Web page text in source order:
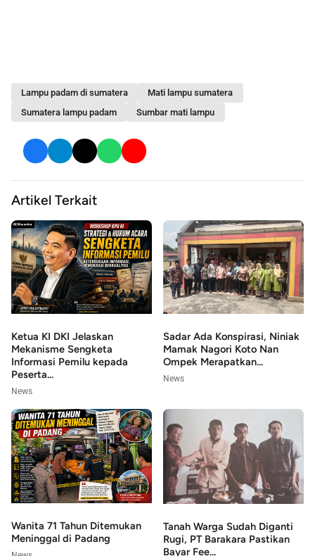
Lampu padam di sumatera
Mati lampu sumatera
Sumatera lampu padam
Sumbar mati lampu
Artikel Terkait
Ketua KI DKI Jelaskan
Mekanisme Sengketa
Informasi Pemilu kepada
Peserta...
News
Sadar Ada Konspirasi, Niniak
Mamak Nagori Koto Nan
Ompek Merapatkan...
News
Wanita 71 Tahun Ditemukan
Meninggal di Padang
Tanah Warga Sudah Diganti
Rugi, PT Barakara Pastikan
Bayar Fee...